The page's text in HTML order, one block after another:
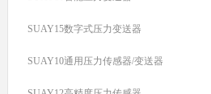
SUAY15数字式压力变送器
SUAY10通用压力传感器/变送器